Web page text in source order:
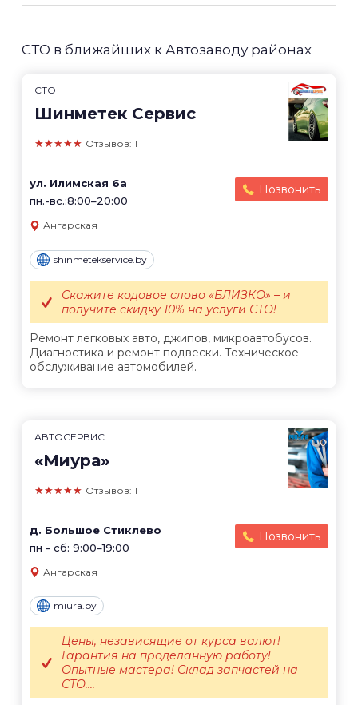
СТО в ближайших к Автозаводу районах
СТО
Шинметек Сервис
★★★★★ Отзывов: 1
ул. Илимская 6а
пн.-вс.:8:00–20:00
Позвонить
Ангарская
shinmetekservice.by
Ремонт легковых авто, джипов, микроавтобусов.
Диагностика и ремонт подвески. Техническое
обслуживание автомобилей.
Скажите кодовое слово «БЛИЗКО» – и
получите скидку 10% на услуги СТО!
АВТОСЕРВИС
«Миура»
★★★★★ Отзывов: 1
д. Большое Стиклево
пн - сб: 9:00–19:00
Позвонить
Ангарская
miura.by
Цены, независящие от курса валют!
Гарантия на проделанную работу!
Опытные мастера! Склад запчастей на
СТО....